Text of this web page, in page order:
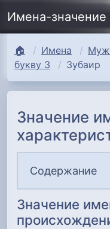
Имена-значение
🏠 Имена
букву З
Зубаир
Значение
Содержание
Значение